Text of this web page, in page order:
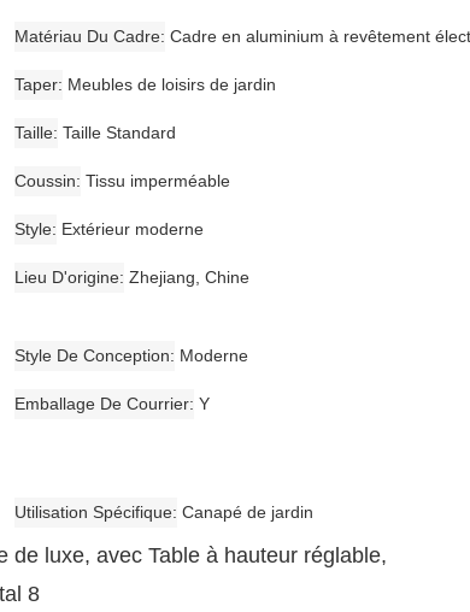
Matériau Du Cadre Cadre en aluminium à revêtement
Taper Meubles de loisirs de jardin
Taille Taille Standard
Coussin Tissu imperméable
Style Extérieur moderne
Lieu D'origine Zhejiang, Chine
Style De Conception Moderne
Emballage De Courrier Y
Utilisation Spécifique Canapé de jardin